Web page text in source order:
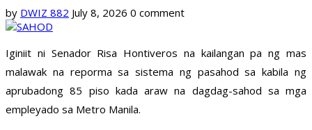
by DWIZ 882 July 8, 2026 0 comment
Iginiit ni Senador Risa Hontiveros na kailangan pa ng mas
malawak na reporma sa sistema ng pasahod sa kabila ng
aprubadong 85 piso kada araw na dagdag-sahod sa mga
empleyado sa Metro Manila.